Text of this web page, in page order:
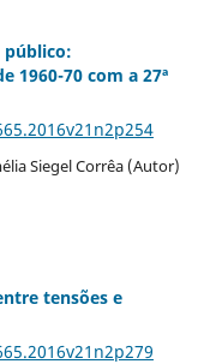
público:
1960-70 com a 27ª
Siegel Corrêa (Autor)
tensões e